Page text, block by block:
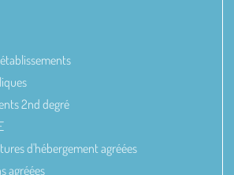
2nd degré
d'hébergement agréées
agréées